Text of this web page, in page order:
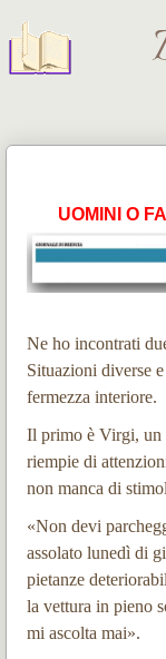
UOMINI O
Ne ho incontrati
Situazioni diverse
fermezza interiore.
Il primo è Virgi, un
riempie di
non manca di
«Non devi
assolato lunedì di
pietanze
la vettura in pieno
mi ascolta mai».